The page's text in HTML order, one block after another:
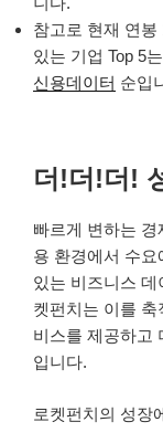
참고로 현재 연
있는 기업 Top 5는
신용데이터 순입
더!더!더!
빠르게 변하는
용 환경에서 수
있는 비즈니스
켓펀치는 이를
비스를 제공하고
입니다.
로켓펀치의 성장